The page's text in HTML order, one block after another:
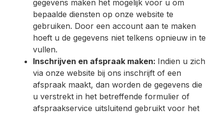
gegevens maken het mogelijk voor u om
bepaalde diensten op onze website te
gebruiken. Door een account aan te maken
hoeft u de gegevens niet telkens opnieuw in te
vullen.
Inschrijven en afspraak maken: Indien u zich
via onze website bij ons inschrijft of een
afspraak maakt, dan worden de gegevens die
u verstrekt in het betreffende formulier of
afspraakservice uitsluitend gebruikt voor het